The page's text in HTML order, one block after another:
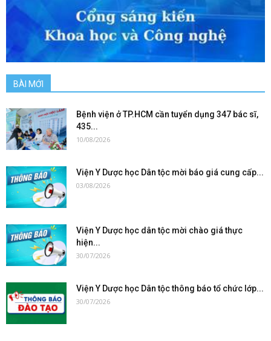
BÀI MỚI
Bệnh viện ở TP.HCM cần tuyển dụng 347 bác sĩ,
435...
10/08/2026
Viện Y Dược học Dân tộc mời báo giá cung cấp...
03/08/2026
Viện Y Dược học dân tộc mời chào giá thực
hiện...
30/07/2026
Viện Y Dược học Dân tộc thông báo tổ chức lớp...
30/07/2026